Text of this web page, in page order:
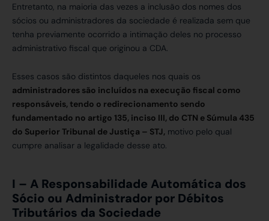
Entretanto, na maioria das vezes a inclusão dos nomes dos
sócios ou administradores da sociedade é realizada sem que
tenha previamente ocorrido a intimação deles no processo
administrativo fiscal que originou a CDA.
Esses casos são distintos daqueles nos quais os
administradores são incluídos na execução fiscal como
responsáveis, tendo o redirecionamento sendo
fundamentado no artigo 135, inciso III, do CTN e Súmula 435
do Superior Tribunal de Justiça – STJ, motivo pelo qual
cumpre analisar a legalidade desse ato.
I – A Responsabilidade Automática dos
Sócio ou Administrador por Débitos
Tributários da Sociedade